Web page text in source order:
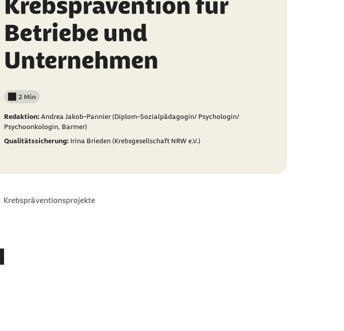
Betriebe und
Unternehmen
Lesedauer weniger als
2 Min
Redaktion:Andrea Jakob-Pannier (Diplom-Sozialpädagogin/ Psychologin/
Psychoonkologin, Barmer)
Qualitätssicherung: Irina Brieden (Krebsgesellschaft NRW e.V.)
Krebspräventionsprojekte